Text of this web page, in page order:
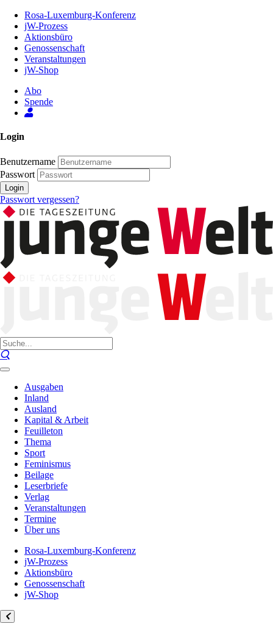
Inhalt
Seite
Rosa-Luxemburg-Konferenz
jW-Prozess
Aktionsbüro
Genossenschaft
Veranstaltungen
jW-Shop
Abo
Spende
Login
Benutzername
Passwort
Login
Passwort vergessen?
Ausgaben
Inland
Ausland
Kapital & Arbeit
Feuilleton
Thema
Sport
Feminismus
Beilage
Leserbriefe
Verlag
Veranstaltungen
Termine
Über uns
Rosa-Luxemburg-Konferenz
jW-Prozess
Aktionsbüro
Genossenschaft
jW-Shop